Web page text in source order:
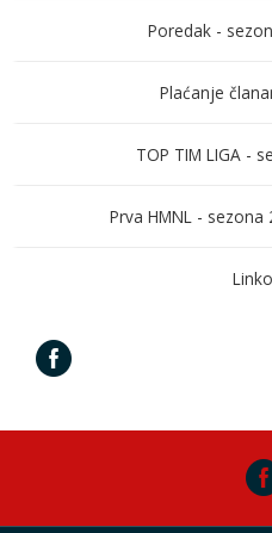
Poredak -
Plaćanje
TOP TIM LIGA -
Prva HMNL -